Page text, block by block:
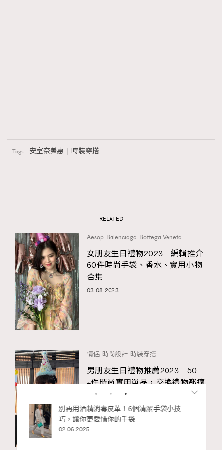
Tags: 安室奈美惠 時裝穿搭
RELATED
Aesop Balenciaga Bottega Veneta
女朋友生日禮物2023｜編輯推介
60件時尚手袋、香水、實用小物
合集
03.08.2023
情侶 時尚設計 時裝穿搭
男朋友生日禮物推薦2023｜50
+件時尚實用單品，交換禮物都適
合！
13.03.2023